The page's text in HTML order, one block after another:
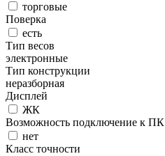
торговые
Поверка
есть
Тип весов
электронные
Тип конструкции
неразборная
Дисплей
ЖК
Возможность подключение к ПК
нет
Класс точности